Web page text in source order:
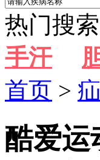
热门搜
手汗
首页 >
酷爱运